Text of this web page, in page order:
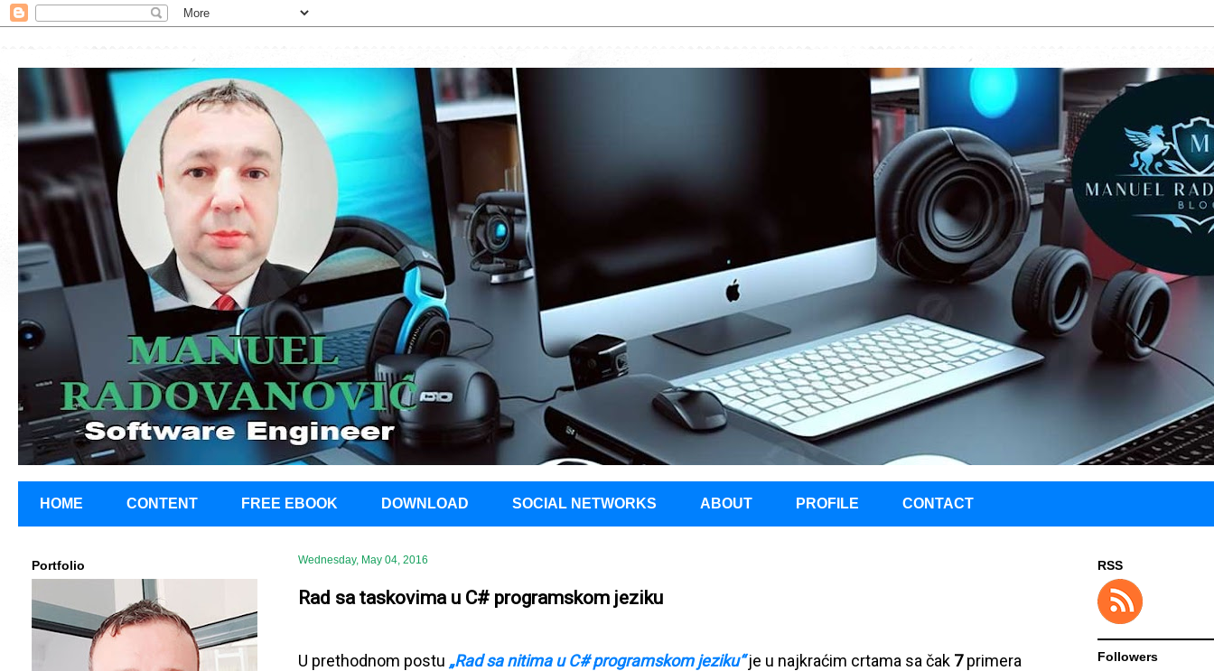
HOME CONTENT FREE EBOOK DOWNLOAD SOCIAL NETWORKS ABOUT PROFILE CONTACT
Wednesday, May 04, 2016
Rad sa taskovima u C# programskom jeziku
U prethodnom postu „Rad sa nitima u C# programskom jeziku“je u najkraćim crtama sa čak 7primera
Portfolio RSS
Followers